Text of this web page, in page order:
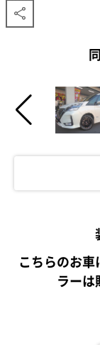
こちらのお
ラーは